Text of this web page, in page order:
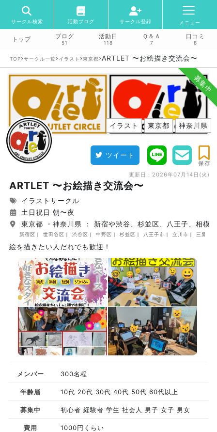
サークル検索 活動ブログ サークル登録 メニュー
トップ ブログ
51
活動日
118
Ｑ＆Ａ
7
口コミ
8
TOP›サークル一覧 › イラスト ›東京都›ARTLET 〜お絵描き交流会〜
募集中
イラスト 東京都 神奈川県
ツイート
保存
更新日： 2026年07月14日(火)
ARTLET 〜お絵描き交流会〜
イラストサークル
土日祝日 朝〜夜
東京都 ・神奈川県 ： 新宿や渋谷、杉並区、八王子、相模
新宿区 世田谷区 渋谷区 中野区 杉並区 八王子市 立川市 三鷹市
絵を描きたい人だれでも歓迎！
メンバー 300名程
年齢層 10代 20代 30代 40代 50代 60代以上
募集中 初心者 経験者 学生 社会人 男子 女子 男女
費用 1000円くらい